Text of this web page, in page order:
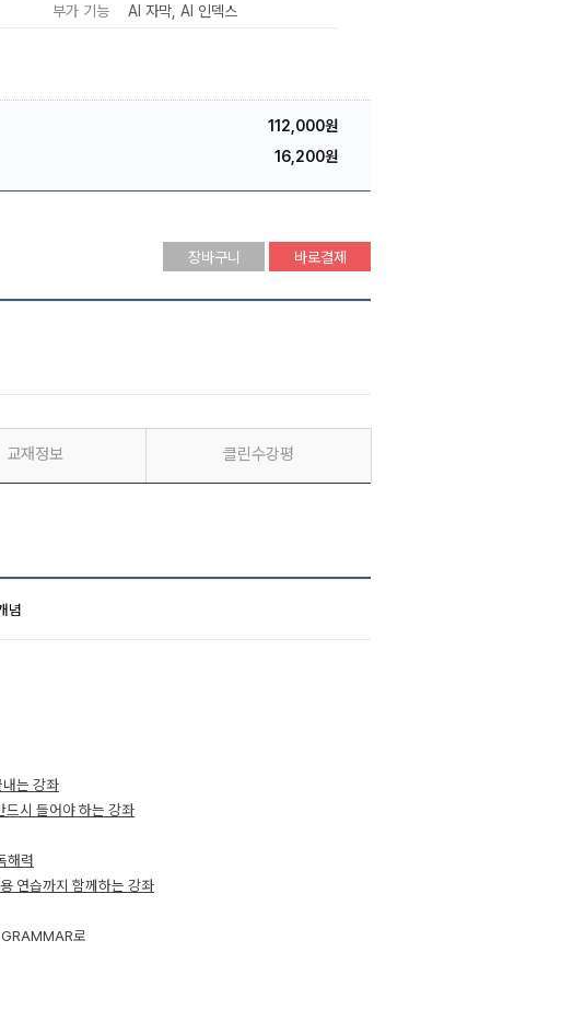
부가 기능 AI 자막 AI 인덱스
112,000원
16,200원
장바구니 바로결제
교재정보 클린수강평
념
는 강좌
드시 들어야 하는 강좌
해력
연습까지 함께하는 강좌
로